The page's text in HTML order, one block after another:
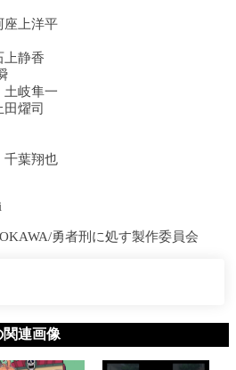
座上洋平
上静香
土岐隼一
燿司
千葉翔也
勇者刑に処す製作委員会
関連画像